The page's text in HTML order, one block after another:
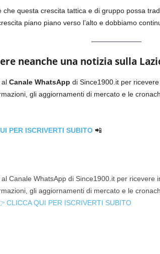
che questa crescita tattica e di gruppo possa
piano piano verso l’alto e dobbiamo
neanche una notizia sulla
al Canale WhatsApp di Since1900.it per
gli aggiornamenti di mercato e le
PER ISCRIVERTI SUBITO📲
al Canale WhatsApp di Since1900.it per ricevere
gli aggiornamenti di mercato e le
CLICCA QUI PER ISCRIVERTI SUBITO